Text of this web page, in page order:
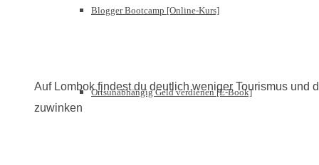
Blogger Bootcamp [Online-Kurs]
Ortsunabhängig Geld verdienen [E-Book]
Auf Lombok findest du deutlich weniger Tourismus und
zuwinken